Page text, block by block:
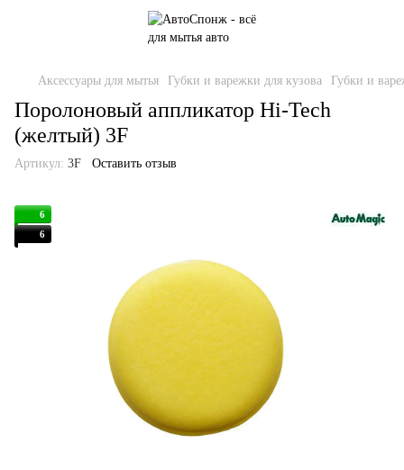
Аксессуары для мытья Губки и варежки для кузова Губки и
Поролоновый аппликатор Hi-Tech
(желтый) 3F
Артикул: 3F Оставить отзыв
6
6